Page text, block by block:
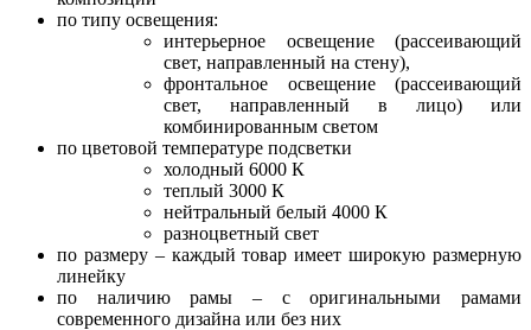
по типу освещения:
интерьерное освещение (рассеивающий
свет, направленный на стену),
фронтальное освещение (рассеивающий
свет, направленный в лицо) или
комбинированным светом
по цветовой температуре подсветки
холодный 6000 К
теплый 3000 К
нейтральный белый 4000 К
разноцветный свет
по размеру – каждый товар имеет широкую размерную
линейку
по наличию рамы – с оригинальными рамами
современного дизайна или без них